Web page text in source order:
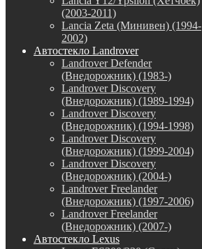
(2003-2011)
Lancia Zeta (Минивен) (1994-
2002)
Автостекло Landrover
Landrover Defender
(Внедорожник) (1983-)
Landrover Discovery
(Внедорожник) (1989-1994)
Landrover Discovery
(Внедорожник) (1994-1998)
Landrover Discovery
(Внедорожник) (1999-2004)
Landrover Discovery
(Внедорожник) (2004-)
Landrover Freelander
(Внедорожник) (1997-2006)
Landrover Freelander
(Внедорожник) (2007-)
Автостекло Lexus